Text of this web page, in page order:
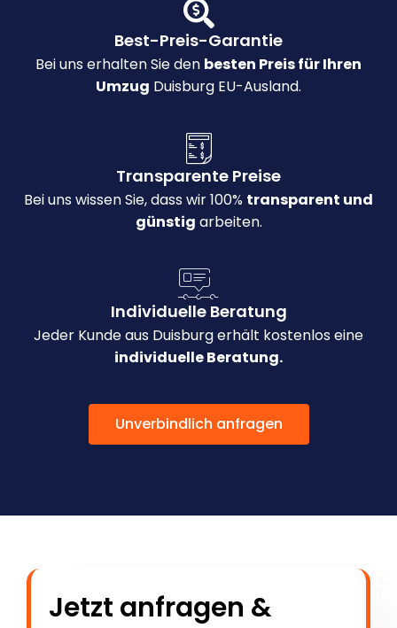
Best-Preis-Garantie
Bei uns erhalten Sie den besten Preis für Ihren
Umzug Duisburg EU-Ausland.
Transparente Preise
Bei uns wissen Sie, dass wir 100% transparent und
günstig arbeiten.
Individuelle Beratung
Jeder Kunde aus Duisburg erhält kostenlos eine
individuelle Beratung.
Unverbindlich anfragen
Jetzt anfragen &